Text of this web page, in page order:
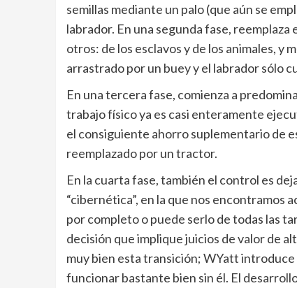
semillas mediante un palo (que aún se
labrador. En una segunda fase,
otros: de los esclavos y de los animales, y
arrastrado por un buey y el labrador sólo
En una tercera fase, comienza a
trabajo físico ya es casi enteramente
el consiguiente ahorro suplementario de
reemplazado por un tractor.
En la cuarta fase, también el control es
“cibernética”, en la que nos encontramos
por completo o puede serlo de todas las
decisión que implique juicios de valor de
muy bien esta transición; WYatt
funcionar bastante bien sin él. El